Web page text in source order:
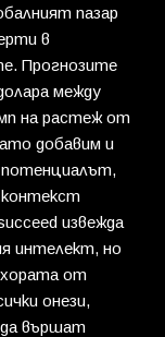
пазар
в
Прогнозите
между
на растеж от
добавим и
контекст
извежда
интелект, но
хората от
онези,
да вършат